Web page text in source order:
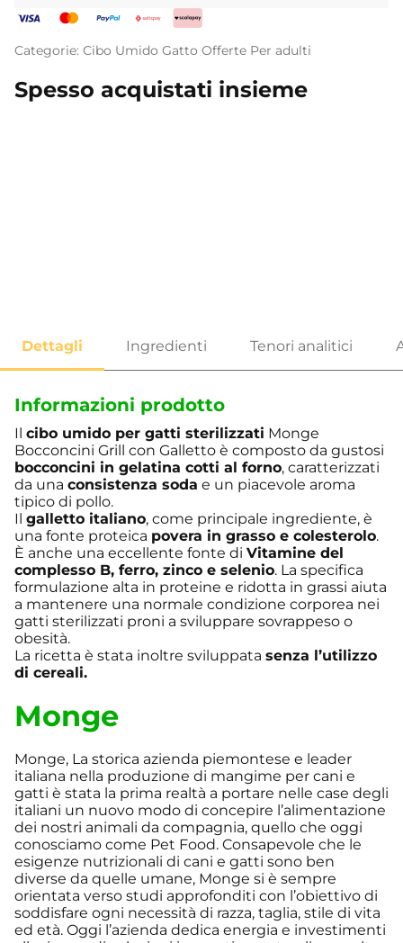
Categorie: Cibo Umido Gatto Offerte Per adulti
Spesso acquistati insieme
Informazioni prodotto
Il cibo umido per gatti sterilizzati Monge
Bocconcini Grill con Galletto è composto da gustosi
bocconcini in gelatina cotti al forno, caratterizzati
da una consistenza soda e un piacevole aroma
tipico di pollo.
Il galletto italiano, come principale ingrediente, è
una fonte proteica povera in grasso e colesterolo.
È anche una eccellente fonte di Vitamine del
complesso B, ferro, zinco e selenio. La specifica
formulazione alta in proteine e ridotta in grassi aiuta
a mantenere una normale condizione corporea nei
gatti sterilizzati proni a sviluppare sovrappeso o
obesità.
La ricetta è stata inoltre sviluppata senza l’utilizzo
di cereali.
Monge
Monge, La storica azienda piemontese e leader
italiana nella produzione di mangime per cani e
gatti è stata la prima realtà a portare nelle case degli
italiani un nuovo modo di concepire l’alimentazione
dei nostri animali da compagnia, quello che oggi
conosciamo come Pet Food. Consapevole che le
esigenze nutrizionali di cani e gatti sono ben
diverse da quelle umane, Monge si è sempre
orientata verso studi approfonditi con l’obiettivo di
soddisfare ogni necessità di razza, taglia, stile di vita
ed età. Oggi l’azienda dedica energia e investimenti